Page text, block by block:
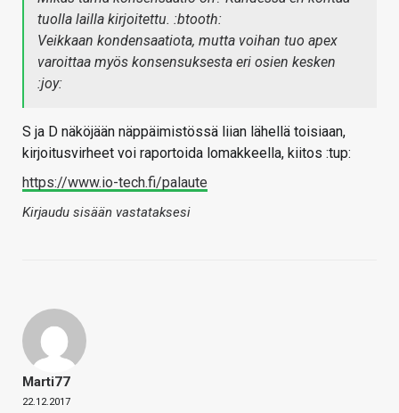
tuolla lailla kirjoitettu. :btooth:
Veikkaan kondensaatiota, mutta voihan tuo apex
varoittaa myös konsensuksesta eri osien kesken
:joy:
S ja D näköjään näppäimistössä liian lähellä toisiaan,
kirjoitusvirheet voi raportoida lomakkeella, kiitos :tup:
https://www.io-tech.fi/palaute
Kirjaudu sisään vastataksesi
Marti77
22.12.2017